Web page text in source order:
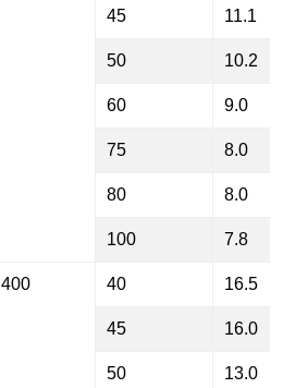
45 11.1
50 10.2
60 9.0
75 8.0
80 8.0
100 7.8
400 40 16.5
45 16.0
50 13.0